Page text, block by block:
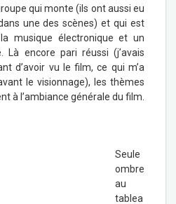
qui monte (ils ont aussi eu
une des scènes) et qui est
musique électronique et un
Là encore pari réussi (j’avais
d’avoir vu le film, ce qui m’a
le visionnage), les thèmes
à l’ambiance générale du film.
Seule
ombre
au
tablea